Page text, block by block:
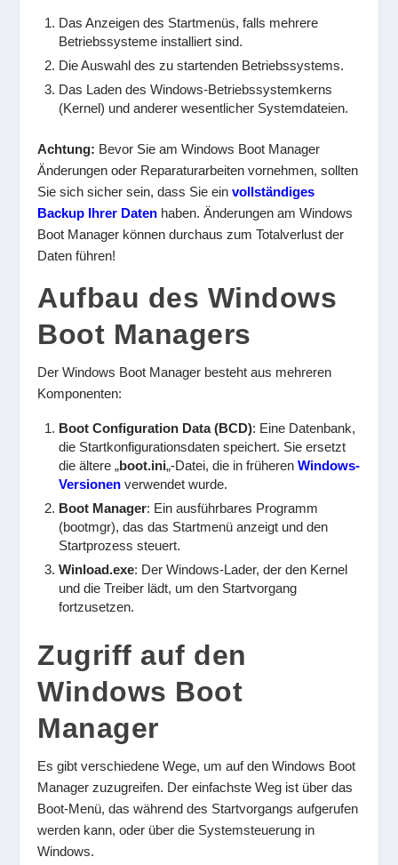
Das Anzeigen des Startmenüs, falls mehrere
Betriebssysteme installiert sind.
Die Auswahl des zu startenden Betriebssystems.
Das Laden des Windows-Betriebssystemkerns
(Kernel) und anderer wesentlicher Systemdateien.
Achtung: Bevor Sie am Windows Boot Manager
Änderungen oder Reparaturarbeiten vornehmen, sollten
Sie sich sicher sein, dass Sie einvollständiges
Backup Ihrer Daten haben. Änderungen am Windows
Boot Manager können durchaus zum Totalverlust der
Daten führen!
Aufbau des Windows
Boot Managers
Der Windows Boot Manager besteht aus mehreren
Komponenten:
Boot Configuration Data (BCD): Eine Datenbank,
die Startkonfigurationsdaten speichert. Sie ersetzt
die ältere „boot.ini„-Datei, die in früherenWindows-
Versionen verwendet wurde.
Boot Manager: Ein ausführbares Programm
(bootmgr), das das Startmenü anzeigt und den
Startprozess steuert.
Winload.exe: Der Windows-Lader, der den Kernel
und die Treiber lädt, um den Startvorgang
fortzusetzen.
Zugriff auf den
Windows Boot
Manager
Es gibt verschiedene Wege, um auf den Windows Boot
Manager zuzugreifen. Der einfachste Weg ist über das
Boot-Menü, das während des Startvorgangs aufgerufen
werden kann, oder über die Systemsteuerung in
Windows.